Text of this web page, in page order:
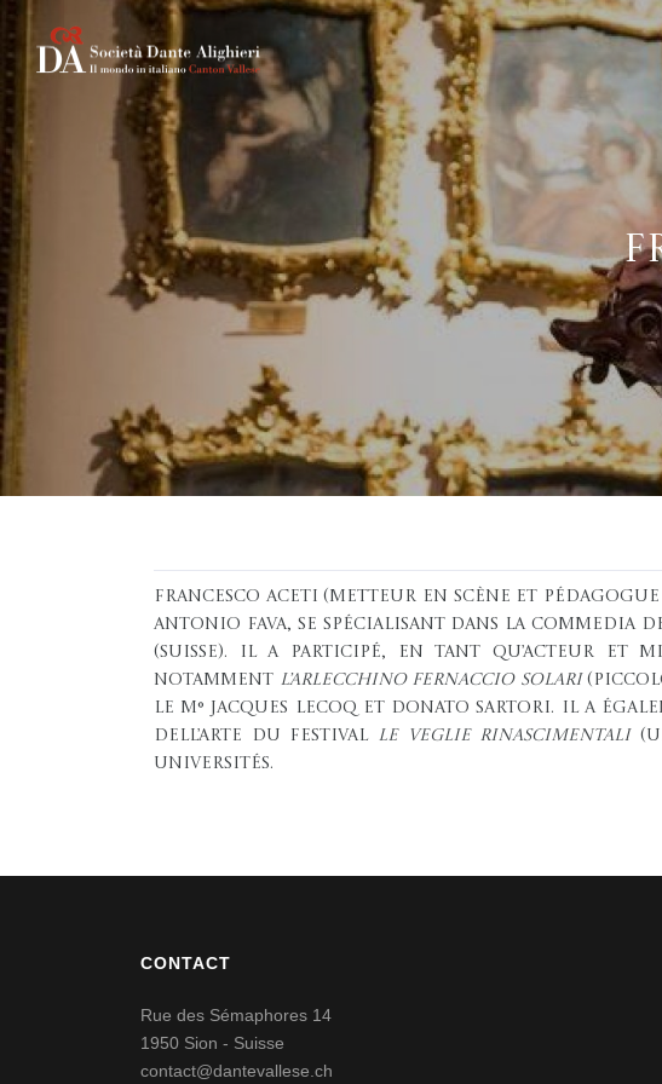
Francesco Aceti (metteur en scène et
Antonio Fava, se spécialisant dans la
(Suisse). Il a participé, en tant qu’acteur et
notamment L’Arlecchino Fernaccio Solari
le M° Jacques Lecoq et Donato Sartori. Il a
dell’Arte du festival Le veglie rinascimentali
universités.
CONTACT
Rue des Sémaphores 14
1950 Sion - Suisse
contact@dantevallese.ch